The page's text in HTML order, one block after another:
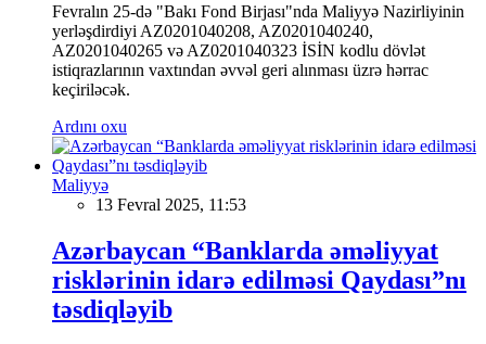
Fevralın 25-də "Bakı Fond Birjası"nda Maliyyə Nazirliyinin
yerləşdirdiyi AZ0201040208, AZ0201040240,
AZ0201040265 və AZ0201040323 İSİN kodlu dövlət
istiqrazlarının vaxtından əvvəl geri alınması üzrə hərrac
keçiriləcək.
Ardını oxu
Maliyyə
13 Fevral 2025, 11:53
Azərbaycan “Banklarda əməliyyat
risklərinin idarə edilməsi Qaydası”nı
təsdiqləyib